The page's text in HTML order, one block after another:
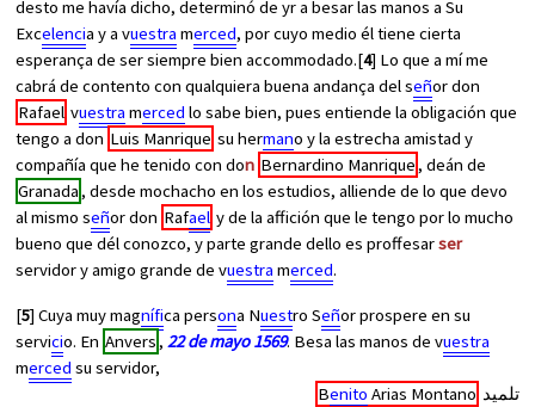
desto me havía dicho, determinó de yr a besar las manos a Su
Excelencia y a vuestra merced, por cuyo medio él tiene cierta
esperança de ser siempre bien accommodado.[4] Lo que a mí me
cabrá de contento con qualquiera buena andança del señor don
Rafael vuestra merced lo sabe bien, pues entiende la obligación que
tengo a don Luis Manrique su hermano y la estrecha amistad y
compañía que he tenido con don Bernardino Manrique, deán de
Granada, desde mochacho en los estudios, alliende de lo que devo
al mismo señor don Rafael y de la affición que le tengo por lo mucho
bueno que dél conozco, y parte grande dello es proffesarser
servidor y amigo grande de vuestra merced.
[5] Cuya muy magnífica persona Nuestro Señor prospere en su
servicio. En Anvers,22 de mayo 1569. Besa las manos de vuestra
merced su servidor,
Benito Arias Montano تلميد